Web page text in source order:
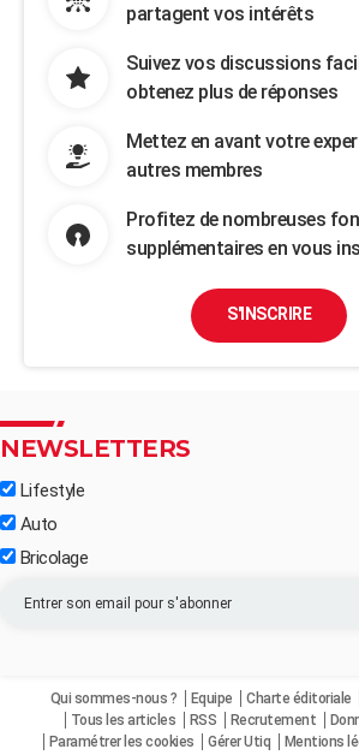
partagent vos intérêts
Suivez vos discussions
obtenez plus de réponses
Mettez en avant votre
autres membres
Profitez de nombreuses
supplémentaires en vous
S'INSCRIRE
NEWSLETTERS
Lifestyle
Auto
Bricolage
Qui sommes-nous ? Equipe Charte éditoriale
Tous les articles
RSS Recrutement
Paramétrer les cookies
Gérer Utiq Mentions